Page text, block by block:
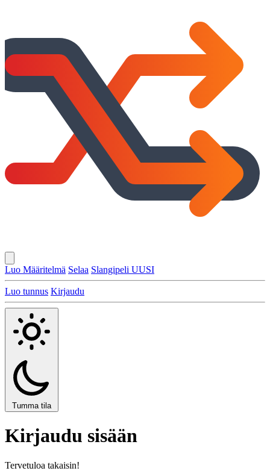
Luo Määritelmä Selaa Slangipeli UUSI
Luo tunnus Kirjaudu
Tumma tila
Kirjaudu sisään
Tervetuloa takaisin!